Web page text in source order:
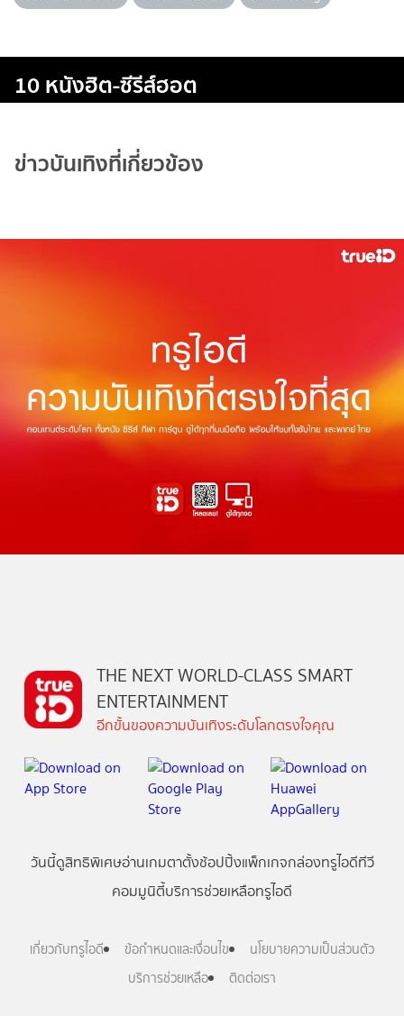
10 หนังฮิต-ซีรีส์ฮอต
ข่าวบันเทิงที่เกี่ยวข้อง
THE NEXT WORLD-CLASS SMART
ENTERTAINMENT
อีกขั้นของความบันเทิงระดับโลกตรงใจคุณ
วันนี้ดูสิทธิพิเศษอ่านเกมตาตั้งช้อปปิ้งแพ็กเกจกล่องทรูไอดีทีวี
คอมมูนิตี้บริการช่วยเหลือทรูไอดี
เกี่ยวกับทรูไอดี ข้อกำหนดและเงื่อนไข
นโยบายความเป็นส่วนตัว
บริการช่วยเหลือ
ติดต่อเรา